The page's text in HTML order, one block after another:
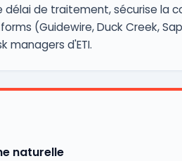
de traitement, sécurise la
(Guidewire, Duck Creek,
managers d'ETI.
naturelle